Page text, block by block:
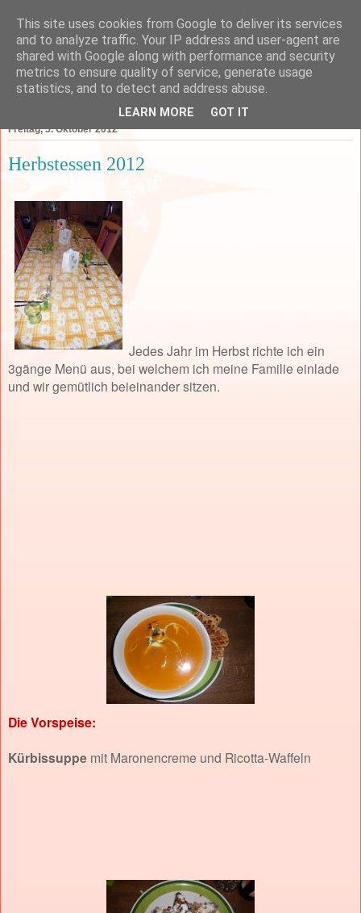
Freitag, 5. Oktober 2012
Herbstessen 2012
Jedes Jahr im Herbst richte ich ein
3gänge Menü aus, bei welchem ich meine Familie einlade
und wir gemütlich beieinander sitzen.
Die Vorspeise:
Kürbissuppe mit Maronencreme und Ricotta-Waffeln
This site uses cookies from Google to deliver its services
and to analyze traffic. Your IP address and user-agent are
shared with Google along with performance and security
metrics to ensure quality of service, generate usage
statistics, and to detect and address abuse.
LEARN MORE GOT IT